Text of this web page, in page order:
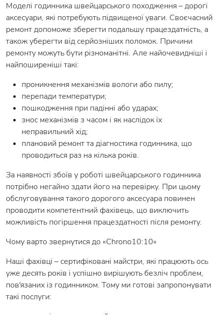
Моделі годинника швейцарського походження – дорогі
аксесуари, які потребують підвищеної уваги. Своєчасний
ремонт допоможе зберегти подальшу працездатність, а
також уберегти від серйозніших поломок. Причини
ремонту можуть бути різноманітні. Але найочевидніші і
найпоширеніші такі:
проникнення механізмів вологи або пилу;
перепади температури;
пошкодження при падінні або ударах;
знос механізмів з часом і як наслідок їх
неправильний хід;
плановий ремонт та діагностика годинника, що
проводиться раз на кілька років.
За наявності збоїв у роботі швейцарського годинника
потрібно негайно здати його на перевірку. При цьому
обслуговування такого дорогого аксесуара повинен
проводити компетентний фахівець, що виключить
можливість погіршення працездатності після ремонту.
Чому варто звернутися до «Chrono10:10»
Наші фахівці – сертифіковані майстри, які працюють ось
уже десять років і успішно вирішують безліч проблем,
пов'язаних із годинником. Тому ми готові запропонувати
такі послуги: